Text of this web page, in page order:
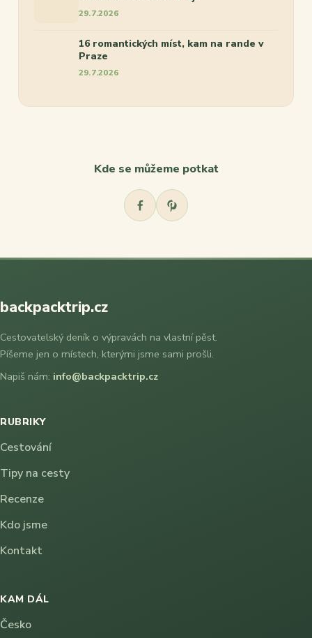
29.7.2026
16 romantických míst, kam na rande v
Praze
29.7.2026
Kde se můžeme potkat
backpacktrip.cz
Cestovatelský deník o výpravách na vlastní pěst.
Píšeme jen o místech, kterými jsme sami prošli.
Napiš nám: info@backpacktrip.cz
RUBRIKY
Cestování
Tipy na cesty
Recenze
Kdo jsme
Kontakt
KAM DÁL
Česko